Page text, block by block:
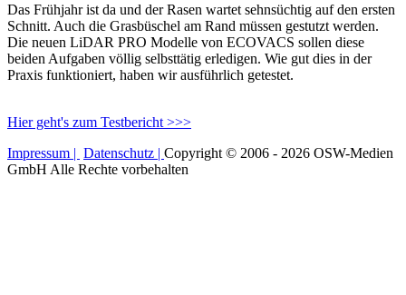
Das Frühjahr ist da und der Rasen wartet sehnsüchtig auf den ersten
Schnitt. Auch die Grasbüschel am Rand müssen gestutzt werden.
Die neuen LiDAR PRO Modelle von ECOVACS sollen diese
beiden Aufgaben völlig selbsttätig erledigen. Wie gut dies in der
Praxis funktioniert, haben wir ausführlich getestet.
Hier geht's zum Testbericht >>>
Impressum | Datenschutz | Copyright © 2006 - 2026 OSW-Medien
GmbH Alle Rechte vorbehalten